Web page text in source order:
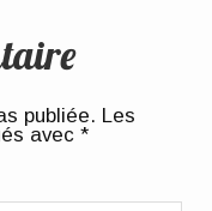
publiée. Les
avec*